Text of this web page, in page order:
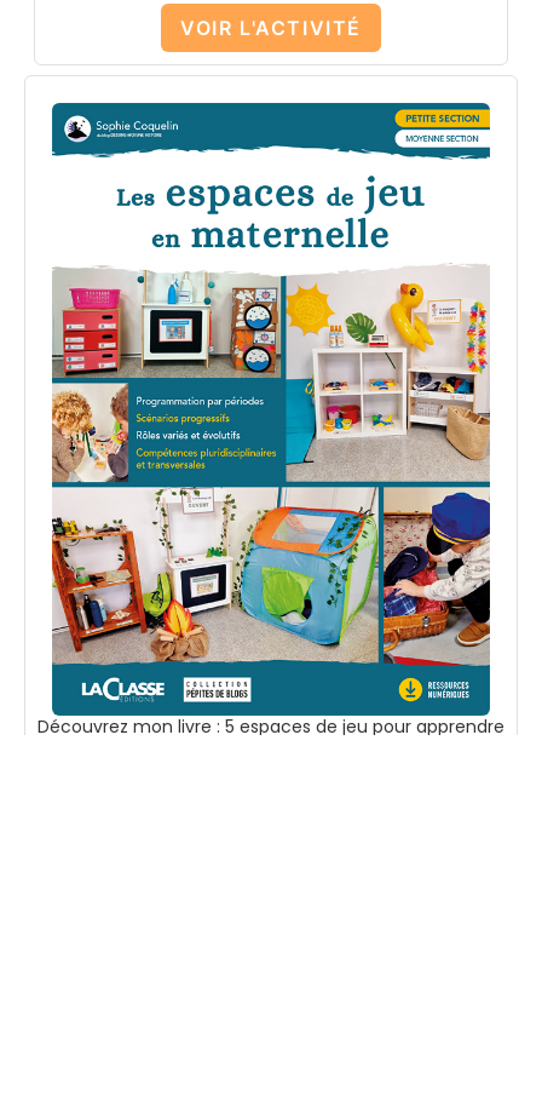
VOIR L'ACTIVITÉ
Découvrez mon livre : 5 espaces de jeu pour apprendre